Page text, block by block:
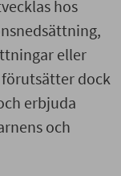
hos
eller
dock
erbjuda
och